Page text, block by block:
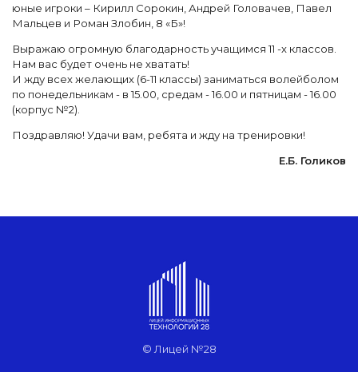
юные игроки – Кирилл Сорокин, Андрей Головачев, Павел
Мальцев и Роман Злобин, 8 «Б»!
Выражаю огромную благодарность учащимся 11 -х классов.
Нам вас будет очень не хватать!
И жду всех желающих (6-11 классы) заниматься волейболом
по понедельникам - в 15.00, средам - 16.00 и пятницам - 16.00
(корпус №2).
Поздравляю! Удачи вам, ребята и жду на тренировки!
Е.Б. Голиков
© Лицей №28